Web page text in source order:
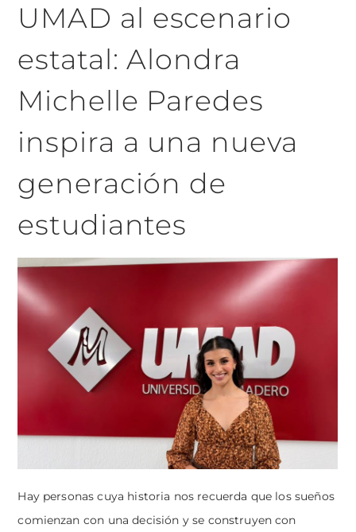
UMAD al escenario
estatal: Alondra
Michelle Paredes
inspira a una nueva
generación de
estudiantes
Hay personas cuya historia nos recuerda que los sueños
comienzan con una decisión y se construyen con